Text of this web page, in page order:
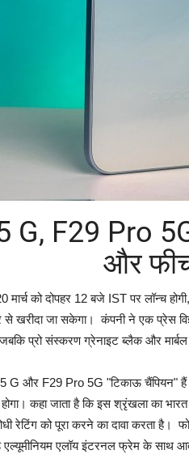
G, F29 Pro
और
मार्च को दोपहर 12 बजे IST पर लॉन्च
से खरीदा जा सकेगा। कंपनी ने एक प्रेस
प्रो संस्करण ग्रेनाइट ब्लैक और मार्बल
G और F29 Pro 5G "टिकाऊ चैंपियन"
कहा जाता है कि इस श्रृंखला का भारत
रेटिंग को पूरा करने का दावा करता है।
एल्यूमीनियम एलॉय इंटरनल फ्रेम के साथ
of Ration Cards - भोजन